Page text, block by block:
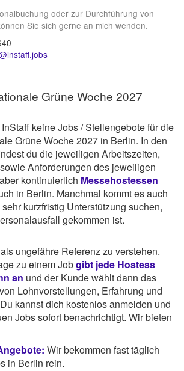
oder zur Durchführung von
Sie sich gerne an mich wenden.
Grüne Woche 2027
keine Jobs / Stellengebote für die
Grüne Woche 2027 in Berlin. In den
du die jeweiligen Arbeitszeiten,
Anforderungen des jeweiligen
kontinuierlich Messehostessen
in Berlin. Manchmal kommt es auch
kurzfristig Unterstützung suchen,
gekommen ist.
ungefähre Referenz zu verstehen.
zu einem Jobgibt jede Hostess
an und der Kunde wählt dann das
Lohnvorstellungen, Erfahrung und
kannst dich kostenlos anmelden und
Jobs sofort benachrichtigt. Wir bieten
Wir bekommen fast täglich
in Berlin rein.